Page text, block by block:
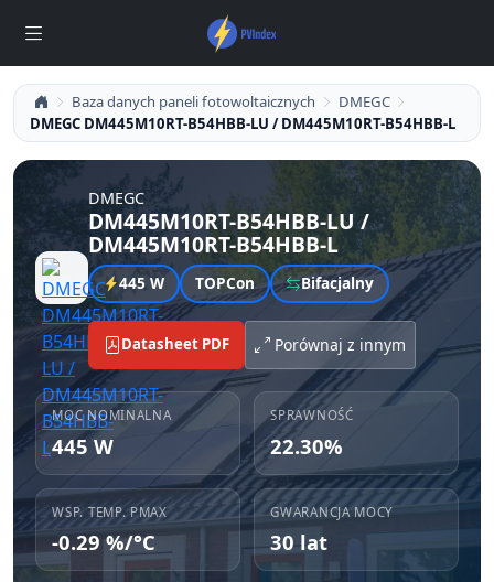
Baza danych paneli fotowoltaicznych
DMEGC
DMEGC DM445M10RT-B54HBB-LU / DM445M10RT-B54HBB-L
DMEGC
DM445M10RT-B54HBB-LU /
DM445M10RT-B54HBB-L
445 W TOPCon Bifacjalny
Datasheet PDF Porównaj z innym
MOC NOMINALNA
445 W
SPRAWNOŚĆ
22.30%
WSP. TEMP. PMAX
-0.29 %/°C
GWARANCJA MOCY
30 lat